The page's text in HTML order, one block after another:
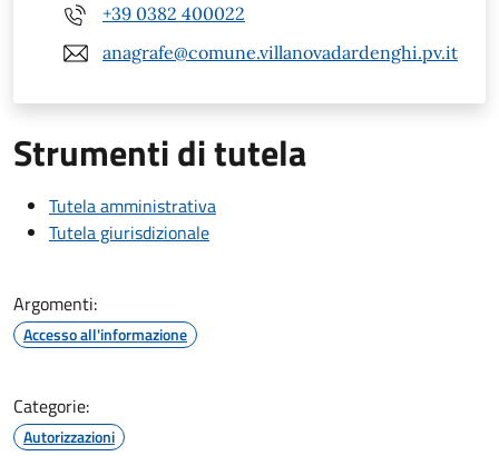
+39 0382 400022
anagrafe@comune.villanovadardenghi.pv.it
Strumenti di tutela
Tutela amministrativa
Tutela giurisdizionale
Argomenti:
Accesso all'informazione
Categorie:
Autorizzazioni